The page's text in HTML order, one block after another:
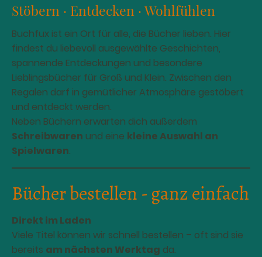
Stöbern · Entdecken · Wohlfühlen
Buchfux ist ein Ort für alle, die Bücher lieben. Hier
findest du liebevoll ausgewählte Geschichten,
spannende Entdeckungen und besondere
Lieblingsbücher für Groß und Klein. Zwischen den
Regalen darf in gemütlicher Atmosphäre gestöbert
und entdeckt werden.
Neben Büchern erwarten dich außerdem
Schreibwaren und eine kleine Auswahl an
Spielwaren.
Bücher bestellen - ganz einfach
Direkt im Laden
Viele Titel können wir schnell bestellen – oft sind sie
bereits am nächsten Werktag da.